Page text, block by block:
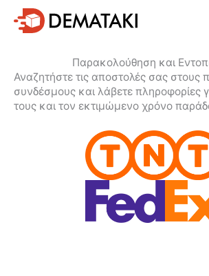
Μετάβαση
στο
περιεχόμενο
Παρακολούθηση και
Αναζητήστε τις αποστολές σας στους
συνδέσμους και λάβετε πληροφορίες
τους και τον εκτιμώμενο χρόνο